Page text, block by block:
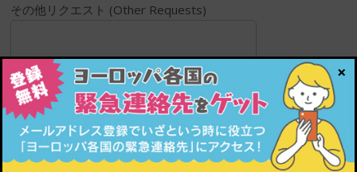
その他リクエスト (Other Requests)
×